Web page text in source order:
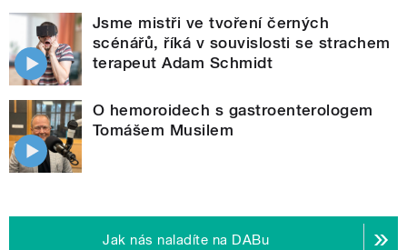
Jsme mistři ve tvoření černých
scénářů, říká v souvislosti se strachem
terapeut Adam Schmidt
O hemoroidech s gastroenterologem
Tomášem Musilem
Jak nás naladíte na DABu